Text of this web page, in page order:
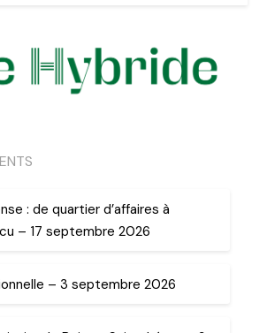
: de quartier d’affaires à
– 17 septembre 2026
– 3 septembre 2026